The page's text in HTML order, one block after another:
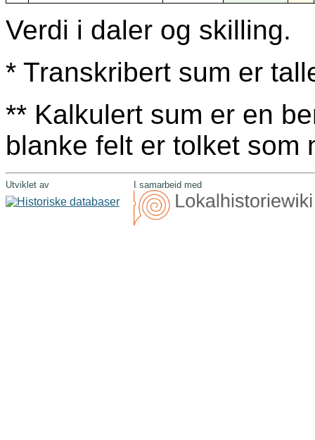
Verdi i daler og skilling.
* Transkribert sum er
** Kalkulert sum er en
blanke felt er tolket som
Utviklet av I samarbeid med